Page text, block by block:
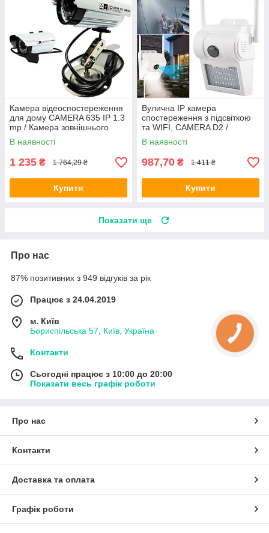
Камера відеоспостереження
для дому CAMERA 635 IP 1.3
mp / Камера зовнішнього
спостереження
В наявності
1 235 ₴ 1 764,29 ₴
Купити
Вулична IP камера
спостереження з підсвіткою
та WIFI, CAMERA D2 /
Зовнішня відеокамера / Вай-
фай камера для дому
В наявності
987,70 ₴ 1 411 ₴
Купити
Показати ще
Про нас
87% позитивних з 949 відгуків за рік
Працює з 24.04.2019
м. Київ
Бориспільська 57, Київ, Україна
Контакти
Сьогодні працює з 10:00 до 20:00
Показати весь графік роботи
Про нас
Контакти
Доставка та оплата
Графік роботи